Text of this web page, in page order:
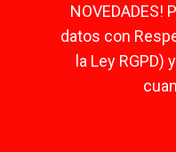
datos con
la Ley